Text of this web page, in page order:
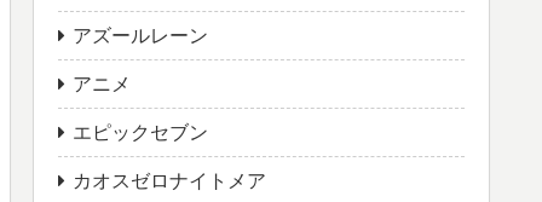
アズールレーン
アニメ
エピックセブン
カオスゼロナイトメア